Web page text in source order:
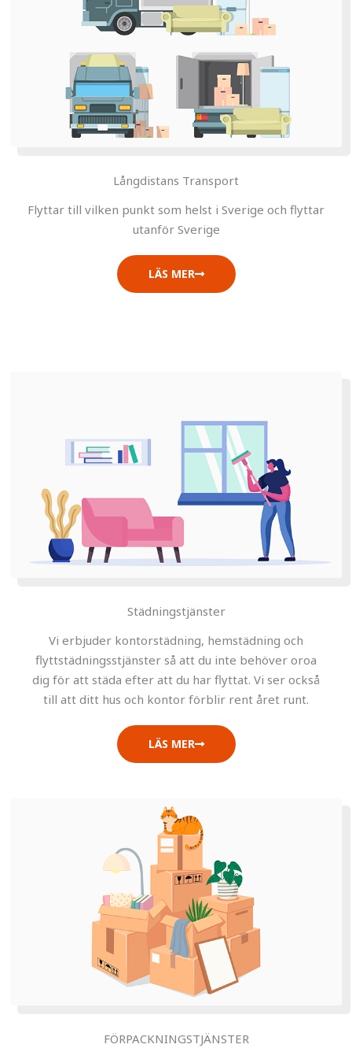
Långdistans Transport
Flyttar till vilken punkt som helst i Sverige och flyttar
utanför Sverige
LÄS MER
Städningstjänster
Vi erbjuder kontorstädning, hemstädning och
flyttstädningsstjänster så att du inte behöver oroa
dig för att städa efter att du har flyttat. Vi ser också
till att ditt hus och kontor förblir rent året runt.
LÄS MER
FÖRPACKNINGSTJÄNSTER